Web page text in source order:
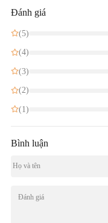
Đánh giá
(5)
(4)
(3)
(2)
(1)
Bình luận